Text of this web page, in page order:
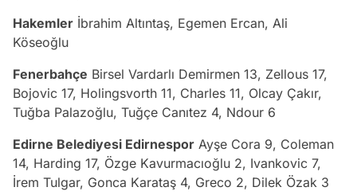
Hakemler İbrahim Altıntaş, Egemen Ercan, Ali
Köseoğlu
Fenerbahçe Birsel Vardarlı Demirmen 13, Zellous 17,
Bojovic 17, Holingsvorth 11, Charles 11, Olcay Çakır,
Tuğba Palazoğlu, Tuğçe Canıtez 4, Ndour 6
Edirne Belediyesi Edirnespor Ayşe Cora 9, Coleman
14, Harding 17, Özge Kavurmacıoğlu 2, Ivankovic 7,
İrem Tulgar, Gonca Karataş 4, Greco 2, Dilek Özak 3